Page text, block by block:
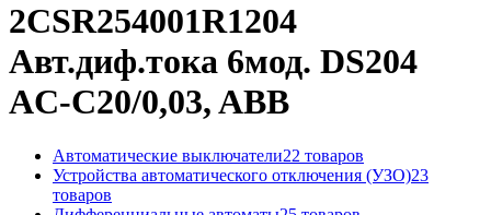
2CSR254001R1204
Авт.диф.тока 6мод. DS204
AC-C20/0,03, ABB
Автоматические выключатели22 товаров
Устройства автоматического отключения (УЗО)23
товаров